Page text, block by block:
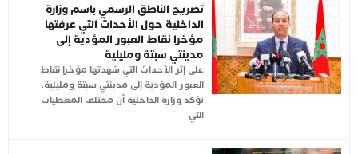
تصريح الناطق الرسمي باسم وزارة
الداخلية حول الأحداث التي عرفتها
مؤخرا نقاط العبور المؤدية إلى
مدينتي سبتة ومليلية
على إثر الأحداث التي شهدتها مؤخرا نقاط
العبور المؤدية إلى مدينتي سبتة ومليلية،
تؤكد وزارة الداخلية أن مختلف المعطيات
التي